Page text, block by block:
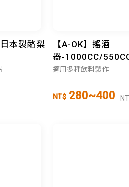
日本製酪梨
【A-OK】搖酒
器-1000CC/
克杯 調酒
適用多種飲料製作
NT$ 280~400